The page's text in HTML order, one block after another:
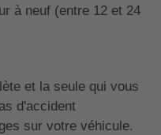
à neuf (entre 12 et 24
et la seule qui vous
d'accident
sur votre véhicule.